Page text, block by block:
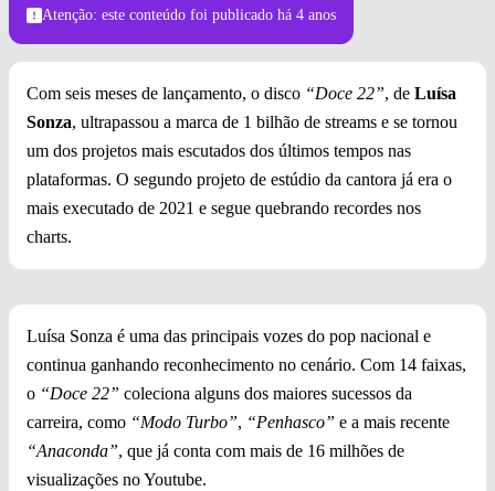
Atenção: este conteúdo foi publicado há 4 anos
Com seis meses de lançamento, o disco “Doce 22”, de Luísa
Sonza, ultrapassou a marca de 1 bilhão de streams e se tornou
um dos projetos mais escutados dos últimos tempos nas
plataformas. O segundo projeto de estúdio da cantora já era o
mais executado de 2021 e segue quebrando recordes nos
charts.
Luísa Sonza é uma das principais vozes do pop nacional e
continua ganhando reconhecimento no cenário. Com 14 faixas,
o “Doce 22” coleciona alguns dos maiores sucessos da
carreira, como “Modo Turbo”, “Penhasco” e a mais recente
“Anaconda”, que já conta com mais de 16 milhões de
visualizações no Youtube.